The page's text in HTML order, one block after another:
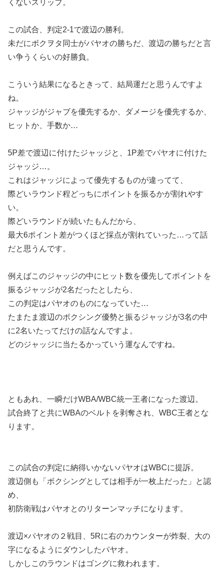
くないスリップ。
この試合、判定2-1で渡辺の勝利。
未だにボクヲタ同士がパヤオの勝ちだ、渡辺の勝ちだと言
い争うくらいの好勝負。
こういう結果になるときって、結局運だと思うんですよ
ね。
ジャッジがジャブを優先するか、ダメージを優先するか、
ヒットか、手数か…
5P差で渡辺に付けたジャッジと、1P差でパヤオに付けた
ジャッジ…。
これはジャッジによって優先するものが違ってて、
際どいラウンド程どっちにポイントを振るかが割れやす
い。
際どいラウンドが続いたもんだから、
最大6ポイント差がつくほど採点が割れていった…って話
だと思うんです。
例えばこのジャッジの中にヒット数を優先してポイントを
振るジャッジが2名だったとしたら、
この判定はパヤオのものになっていた…
たまたま渡辺のボクシング優勢と振るジャッジが3名の中
に2名いたってだけの話なんですよ。
どのジャッジに当たるかっていう運なんですね。
ともあれ、一瞬だけWBA/WBC統一王者になった渡辺。
試合終了と共にWBAのベルトを剥奪され、WBC王者とな
ります。
この試合の判定に納得いかないパヤオはWBCに提訴。
渡辺側も「ボクシングとしては相手が一枚上だった」と認
め、
初防衛戦はパヤオとのリターンマッチになります。
渡辺×パヤオの２戦目、5Rに右のカウンターが炸裂、大の
字になるようにダウンしたパヤオ。
しかしこのラウンドはゴングに救われます。